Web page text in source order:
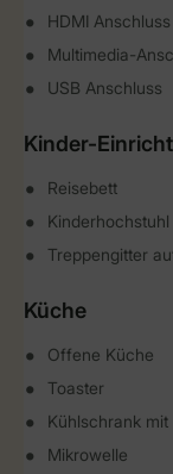
HDMI Anschluss
Multimedia-
USB Anschluss
Kinder-
Reisebett
Kinderhochstuhl
Treppengitter
Küche
Offene Küche
Toaster
Kühlschrank
Mikrowelle